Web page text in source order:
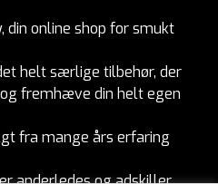
din online shop for smukt
helt særlige tilbehør, der
fremhæve din helt egen
fra mange års erfaring